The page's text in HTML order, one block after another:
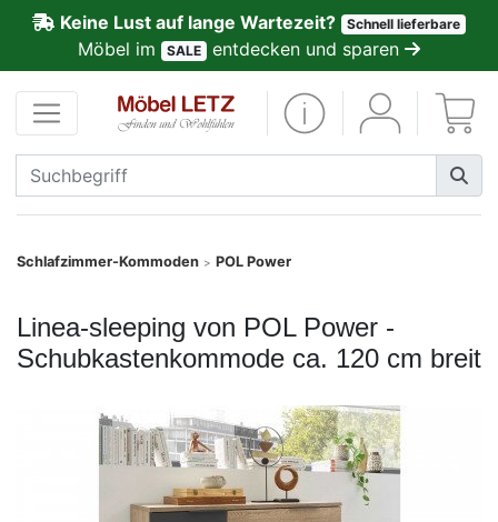
Keine Lust auf lange Wartezeit? Schnell lieferbare
Möbel im SALE entdecken und sparen
Schlafzimmer-Kommoden > POL Power
Linea-sleeping von POL Power -
Schubkastenkommode ca. 120 cm breit
Kundenmeinungen
Anmelden
PREMIUM
Schnell
SALE
Polsterplaner
Konfigurator